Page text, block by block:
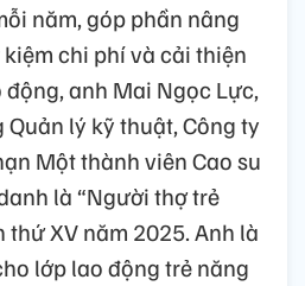
năm, góp phần nâng
chi phí và cải thiện
anh Mai Ngọc Lực,
lý kỹ thuật, Công ty
Một thành viên Cao su
là “Người thợ trẻ
XV năm 2025. Anh là
lớp lao động trẻ năng